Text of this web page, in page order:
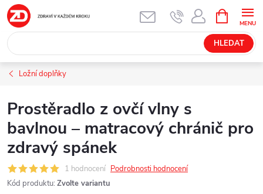
Přejít
na
obsah
HLEDAT
NÁKUPNÍ
KOŠÍK
Ložní doplňky
Prostěradlo z ovčí vlny s
bavlnou – matracový chránič pro
zdravý spánek
1 hodnocení Podrobnosti hodnocení
Kód produktu: Zvolte variantu